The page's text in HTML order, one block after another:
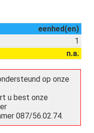
eenhed(en)
1
n.a.
op onze
u best onze
087/56.02.74.